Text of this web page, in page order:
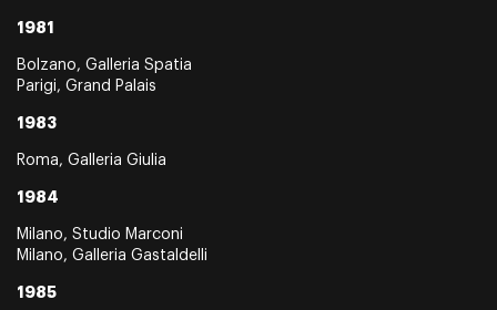
1981
Bolzano, Galleria Spatia
Parigi, Grand Palais
1983
Roma, Galleria Giulia
1984
Milano, Studio Marconi
Milano, Galleria Gastaldelli
1985